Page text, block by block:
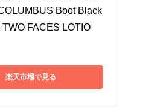
Boot Black
FACES LOTIO
楽天市場で見る